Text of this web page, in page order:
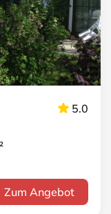
5.0
Zum Angebot